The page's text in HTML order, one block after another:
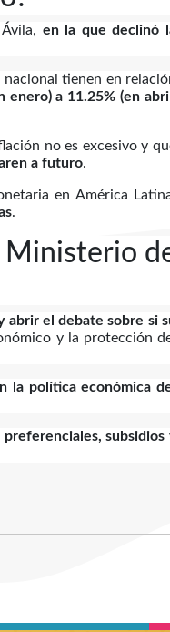
en la que declinó
tienen en
enero) a 11.25% (en
no es excesivo y
a futuro.
en América
.
Ministerio
abrir el debate sobre si
y la protección
la política económica
subsidios